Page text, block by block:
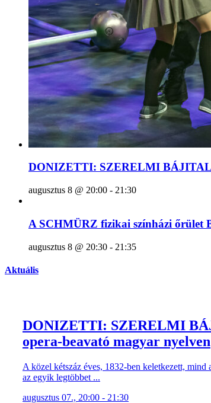
DONIZETTI: SZERELMI BÁJITAL
augusztus 8 @ 20:00 - 21:30
A SCHMÜRZ fizikai színházi őrület
augusztus 8 @ 20:30 - 21:35
Aktuális
DONIZETTI: SZERELMI
opera-beavató magyar nyelven
A közel kétszáz éves, 1832-ben keletkezett, mind
az egyik legtöbbet ...
augusztus 07., 20:00 - 21:30